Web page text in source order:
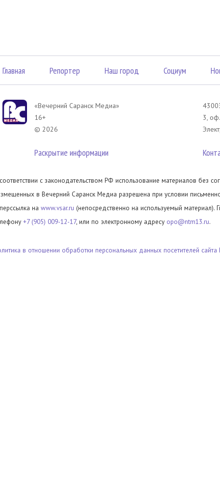
Главная Репортер Наш город Социум
«Вечерний Саранск Mедиа»
16+
© 2026
Раскрытие информации
3,
с законодательством РФ использование материалов без
в Вечерний Саранск Медиа разрешена при условии
на www.vsar.ru (непосредственно на используемый материал).
+7 (905) 009-12-17, или по электронному адресу opo@ntm13.ru.
в отношении обработки персональных данных посетителей